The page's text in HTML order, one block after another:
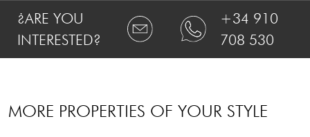
¿ARE YOU
INTERESTED?
+34 910
708 530
MORE PROPERTIES OF YOUR STYLE